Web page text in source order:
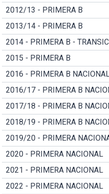
2012/13 - PRIMERA B
2013/14 - PRIMERA B
2014 - PRIMERA B -
2015 - PRIMERA B
2016 - PRIMERA B
2016/17 - PRIMERA B
2017/18 - PRIMERA B
2018/19 - PRIMERA B
2019/20 - PRIMERA
2020 - PRIMERA NACIONAL
2021 - PRIMERA NACIONAL
2022 - PRIMERA NACIONAL